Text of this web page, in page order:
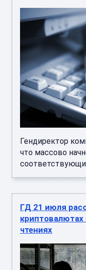
Гендиректор
что массово
ГД 21 июля
чтениях